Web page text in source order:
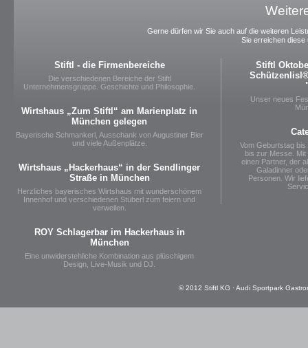
Gerne dürfen wir Sie auch auf die weiteren
Sie erreichen diese
Stiftl - die Firmenbereiche
Die verschiedenen Bereiche der Stiftl
Unternehmensgruppe. Geschichte und Philosophie.
Wirtshaus „Zum Stiftl“ am Marienplatz in
München gelegen
Bayerische Schmankerl, Ausschank von Augustiner Bier
und viele Außenplätze.
Wirtshaus „Hackerhaus“ in der Sendlinger
Straße in München
Herzliches bayerisches Wirtshaus mit wunderschönem
Innenhof und verschiedenen Stüberl zum feiern und
verweilen.
ROY Schlagerbar im Hackerhaus in
München
Eine unwiderstehliche Kombination aus plüschigem
Design, Live-Musik und DJ.
Stiftl
Unser neues
Vom Geburtstag
bis zur Messe. Mit
einen Partner, der
Galadinner
Personen. Wir
© 2012 Stiftl KG · Audi Sportpark